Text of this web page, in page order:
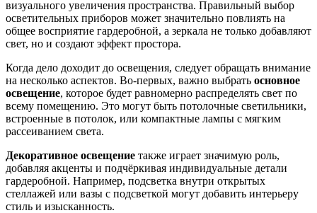
визуального увеличения пространства. Правильный выбор
осветительных приборов может значительно повлиять на
общее восприятие гардеробной, а зеркала не только добавляют
свет, но и создают эффект простора.
Когда дело доходит до освещения, следует обращать внимание
на несколько аспектов. Во-первых, важно выбрать основное
освещение, которое будет равномерно распределять свет по
всему помещению. Это могут быть потолочные светильники,
встроенные в потолок, или компактные лампы с мягким
рассеиванием света.
Декоративное освещение также играет значимую роль,
добавляя акценты и подчёркивая индивидуальные детали
гардеробной. Например, подсветка внутри открытых
стеллажей или вазы с подсветкой могут добавить интерьеру
стиль и изысканность.